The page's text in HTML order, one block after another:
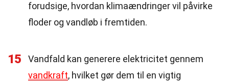
forudsige, hvordan klimaændringer vil påvirke
floder og vandløb i fremtiden.
15
Vandfald kan generere elektricitet gennem
vandkraft, hvilket gør dem til en vigtig